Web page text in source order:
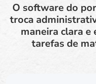
O software do
troca
maneira clara
tarefas de